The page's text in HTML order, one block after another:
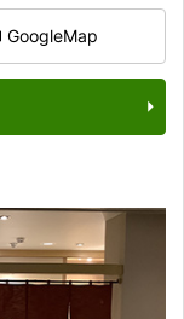
GoogleMap